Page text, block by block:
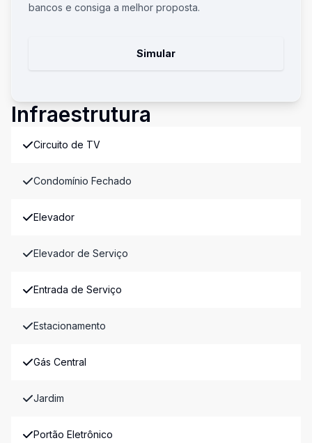
bancos e consiga a melhor proposta.
Simular
Infraestrutura
Circuito de TV
Condomínio Fechado
Elevador
Elevador de Serviço
Entrada de Serviço
Estacionamento
Gás Central
Jardim
Portão Eletrônico